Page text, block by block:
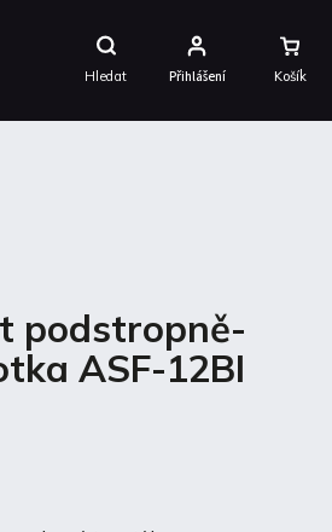
Hledat
Nákupní
Košík
Přihlášení
podstropně-
ASF-12BI